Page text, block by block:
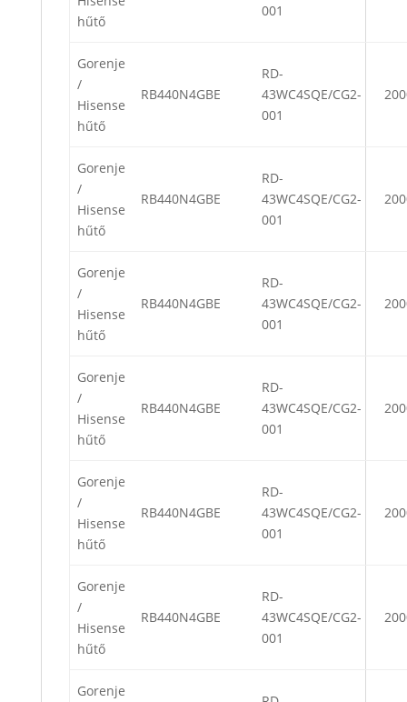
hűtő
001
Gorenje
/
Hisense
hűtő
RB440N4GBE
RD-
43WC4SQE/CG2-
001
Gorenje
/
Hisense
hűtő
RB440N4GBE
RD-
43WC4SQE/CG2-
001
Gorenje
/
Hisense
hűtő
RB440N4GBE
RD-
43WC4SQE/CG2-
001
Gorenje
/
Hisense
hűtő
RB440N4GBE
RD-
43WC4SQE/CG2-
001
Gorenje
/
Hisense
hűtő
RB440N4GBE
RD-
43WC4SQE/CG2-
001
Gorenje
/
Hisense
hűtő
RB440N4GBE
RD-
43WC4SQE/CG2-
001
Gorenje